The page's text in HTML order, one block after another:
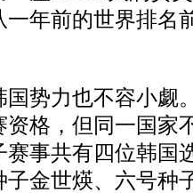
年前的世界排名
势力也不容小觑
格，但同一国家
事共有四位韩国
金世煐、六号种